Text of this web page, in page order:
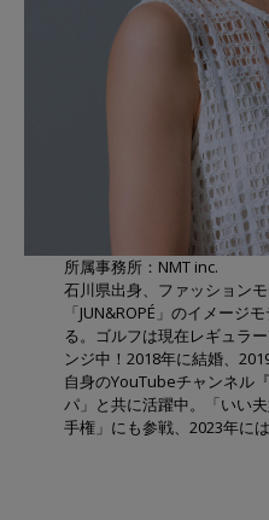
所属事務所：NMT inc.
石川県出身、ファッションモ
「JUN&ROPÉ」のイメージ
る。ゴルフは現在レギュラ
ンジ中！2018年に結婚、
自身のYouTubeチャンネル
パ」と共に活躍中。「いい
手権」にも参戦、2023年に